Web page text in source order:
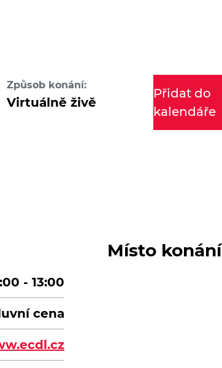
Způsob konání:
Virtuálně živě
Přidat do
kalendáře
- 13:00
cena
Místo konání